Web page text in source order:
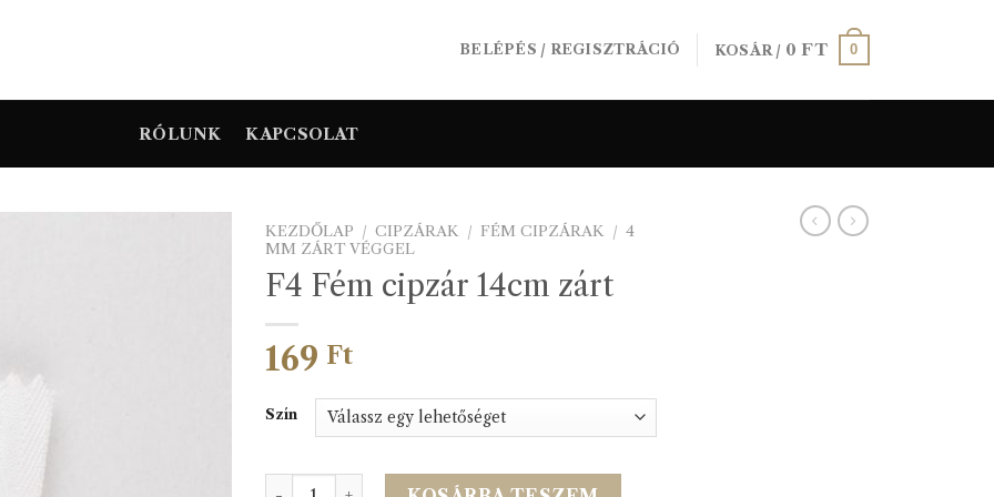
BELÉPÉS / REGISZTRÁCIÓ KOSÁR / 0FT 0
RÓLUNK KAPCSOLAT
KEZDŐLAP / CIPZÁRAK / FÉM CIPZÁRAK / 4
MM ZÁRT VÉGGEL
F4 Fém cipzár 14cm zárt
169 Ft
Szín
F4 Fém cipzár 14cm zárt mennyiség